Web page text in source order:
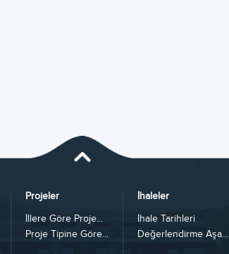
Projeler
İllere Göre Proje...
Proje Tipine Göre...
İhaleler
İhale Tarihleri
Değerlendirme Aşa...